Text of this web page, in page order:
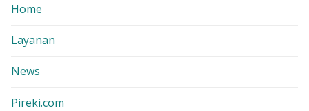
Home
Layanan
News
Pireki.com